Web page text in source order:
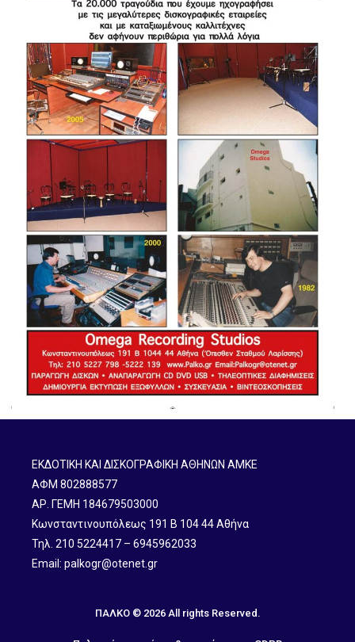
ΕΚΔΟΤΙΚΗ ΚΑΙ ΔΙΣΚΟΓΡΑΦΙΚΗ ΑΘΗΝΩΝ ΑΜΚΕ
ΑΦΜ 802888577
ΑΡ. ΓΕΜΗ 184679503000
Κωνσταντινουπόλεως 191 B 104 44 Αθήνα
Τηλ. 210 5224417 – 6945962033
Email: palkogr@otenet.gr
ΠΑΛΚΟ © 2026 All rights Reserved.